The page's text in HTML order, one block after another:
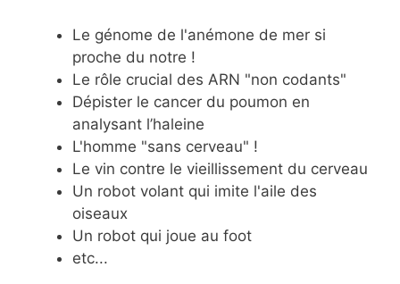
Le génome de l'anémone de mer si
proche du notre !
Le rôle crucial des ARN "non codants"
Dépister le cancer du poumon en
analysant l’haleine
L'homme "sans cerveau" !
Le vin contre le vieillissement du cerveau
Un robot volant qui imite l'aile des
oiseaux
Un robot qui joue au foot
etc...